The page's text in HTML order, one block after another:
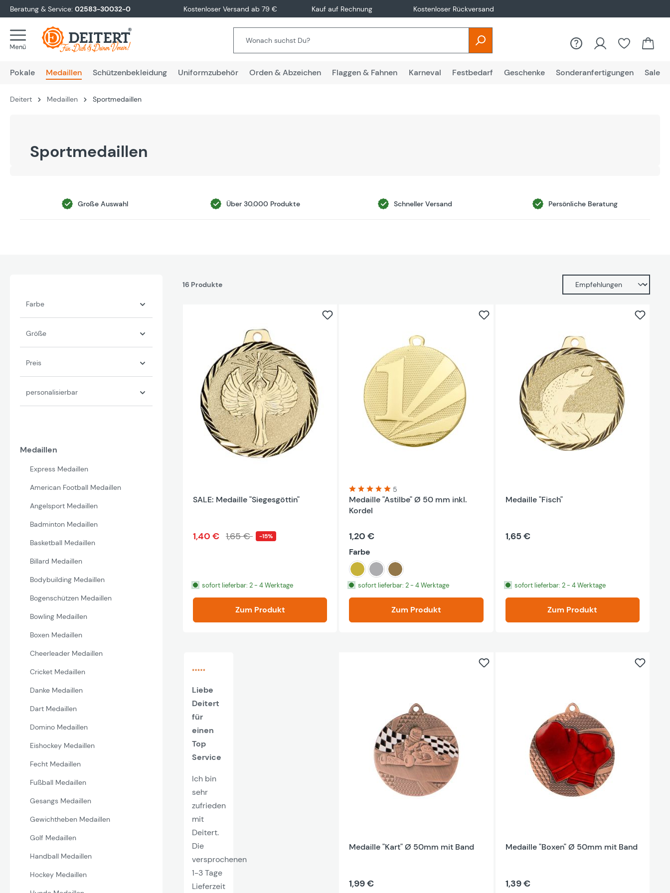
Zur Hauptnavigation springen
Beratung & Service: 02583-30032-0 Kostenloser Versand ab 79 € Kauf auf Rechnung Kostenloser Rückversand
Pokale Medaillen Schützenbekleidung Uniformzubehör Orden & Abzeichen Flaggen & Fahnen Karneval Festbedarf Geschenke Sonderanfertigungen Sale
Deitert Medaillen Sportmedaillen
Sportmedaillen
Große Auswahl Über 30.000 Produkte Schneller Versand Persönliche Beratung
Farbe
Größe
Preis
personalisierbar
Medaillen
Express Medaillen
American Football Medaillen
Angelsport Medaillen
Badminton Medaillen
Basketball Medaillen
Billard Medaillen
Bodybuilding Medaillen
Bogenschützen Medaillen
Bowling Medaillen
Boxen Medaillen
Cheerleader Medaillen
Cricket Medaillen
Danke Medaillen
Dart Medaillen
Domino Medaillen
Eishockey Medaillen
Fecht Medaillen
Fußball Medaillen
Gesangs Medaillen
Gewichtheben Medaillen
Golf Medaillen
Handball Medaillen
Hockey Medaillen
16 Produkte
SALE: Medaille "Siegesgöttin"
1,40 € 1,65 € -15%
sofort lieferbar: 2 - 4 Werktage
Zum Produkt
Durchschnittliche Bewertung von 5 von 5 Sternen
5
Medaille "Astilbe" Ø 50 mm inkl.
Kordel
1,20 €
Farbe
gold silberbronze
sofort lieferbar: 2 - 4 Werktage
Zum Produkt
Medaille "Fisch"
1,65 €
sofort lieferbar: 2 - 4 Werktage
Zum Produkt
Liebe
Deitert
für
einen
Top
Service
Ich bin
sehr
zufrieden
mit
Deitert.
Die
versprochenen
1-3 Tage
Lieferzeit
Medaille "Kart" Ø 50mm mit Band
1,99 €
Medaille "Boxen" Ø 50mm mit Band
1,39 €